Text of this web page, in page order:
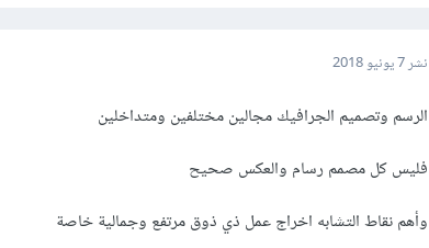
نشر7 يونيو 2018
الرسم وتصميم الجرافيك مجالين مختلفين ومتداخلين
فليس كل مصمم رسام والعكس صحيح
وأهم نقاط التشابه اخراج عمل ذي ذوق مرتفع وجمالية خاصة